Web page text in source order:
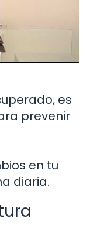
es
prevenir
en tu
diaria.